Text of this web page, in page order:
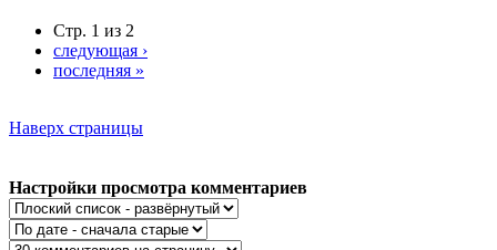
Стр. 1 из 2
следующая ›
последняя »
Наверх страницы
Настройки просмотра комментариев